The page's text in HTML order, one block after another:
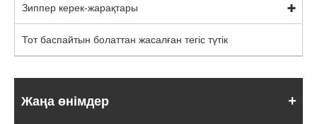
Зиппер керек-жарақтары
Тот баспайтын болаттан жасалған тегіс түтік
Жаңа өнімдер